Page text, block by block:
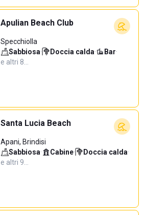
Apulian Beach Club
Specchiolla
Sabbiosa· Doccia calda· Bar·
e altri 8…
Santa Lucia Beach
Apani, Brindisi
Sabbiosa· Cabine· Doccia calda·
e altri 9…